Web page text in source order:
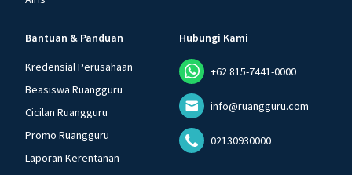
Bantuan & Panduan
Kredensial Perusahaan
Beasiswa Ruangguru
Cicilan Ruangguru
Promo Ruangguru
Laporan Kerentanan
Hubungi Kami
+62 815-7441-0000
info@ruangguru.com
02130930000